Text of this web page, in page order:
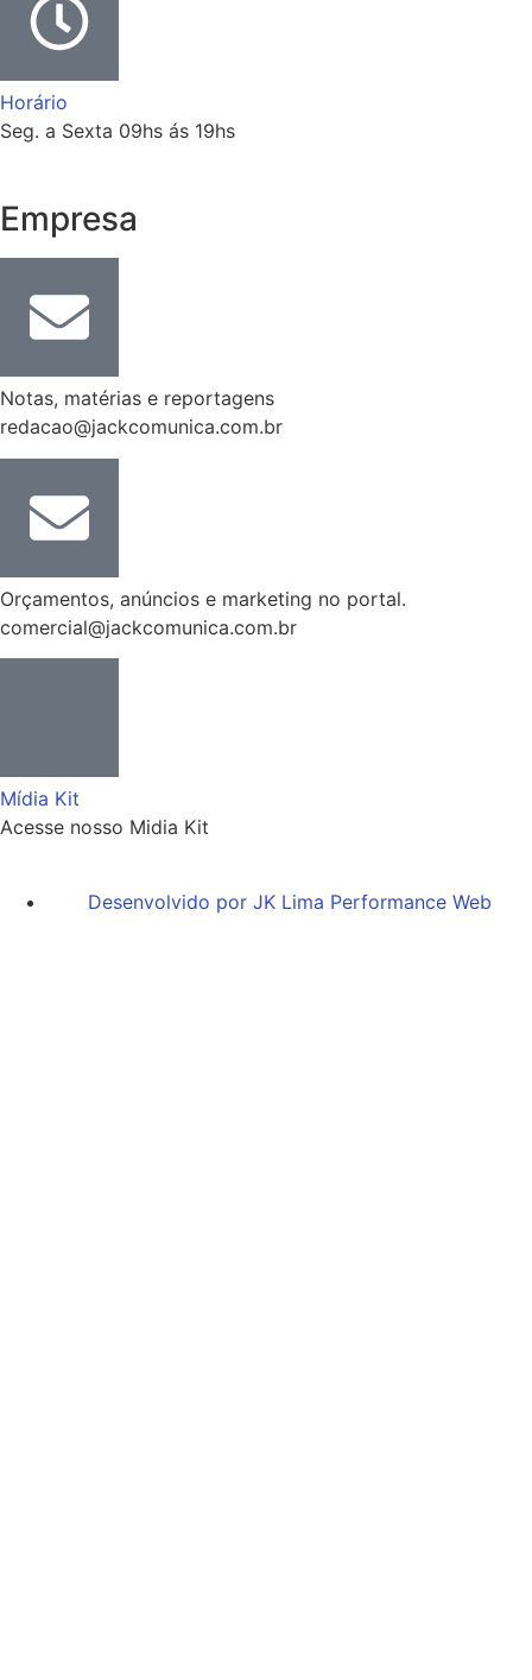
Horário
Seg. a Sexta 09hs ás 19hs
Empresa
Notas, matérias e reportagens
redacao@jackcomunica.com.br
Orçamentos, anúncios e marketing no portal.
comercial@jackcomunica.com.br
Mídia Kit
Acesse nosso Midia Kit
Desenvolvido por JK Lima Performance Web